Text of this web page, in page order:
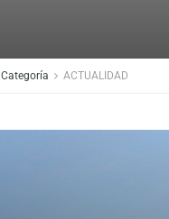
Categoría ACTUALIDAD